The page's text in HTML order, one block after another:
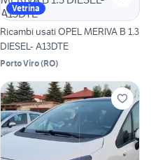
Vetrina
Ricambi usati OPEL MERIVA B 1.3
DIESEL- A13DTE
Porto Viro(RO)